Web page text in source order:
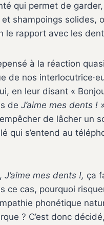
qui permet de
shampoings solides,
le rapport avec les
à la réaction quasi
de nos
en leur disant «
de J’aime mes dents ! »
de lâcher un
qui s’entend au
J’aime mes dents !, ça
ce cas, pourquoi
phonétique
? C’est donc décidé,